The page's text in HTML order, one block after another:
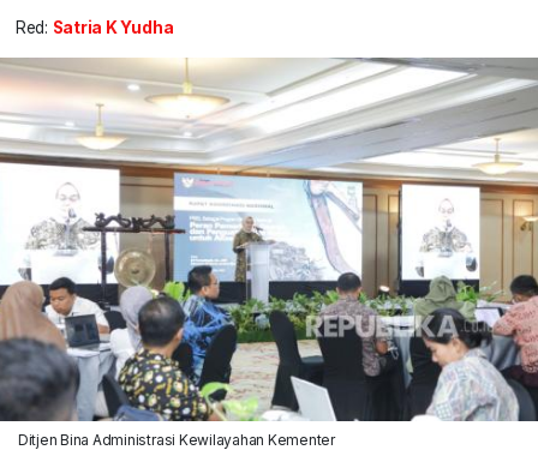
Red: Satria K Yudha
Ditjen Bina Administrasi Kewilayahan Kementer